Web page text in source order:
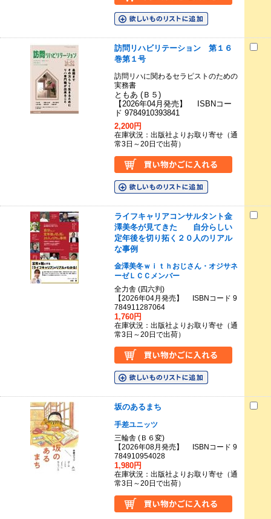
訪問リハビリテーション 第１６
巻第１号
訪問リハに関わるセラピストのための
実務書
ともあ (Ｂ５)
【2026年04月発売】 ISBNコー
ド 9784910393841
2,200円
在庫状況：出版社よりお取り寄せ（通
常3日～20日で出荷）
ライフキャリアコンサルタント金
澤美冬が見てきた 自分らしい
定年後を切り拓く２０人のリアル
な事例
金澤美冬ｗｉｔｈおじさん・オジサネ
ーゼＬＣＣメンバー
全力舎 (四六判)
【2026年04月発売】 ISBNコード 9
784911287064
1,760円
在庫状況：出版社よりお取り寄せ（通
常3日～20日で出荷）
坂のあるまち
手差ユニッツ
三輪舎 (Ｂ６変)
【2026年08月発売】 ISBNコード 9
784910954028
1,980円
在庫状況：出版社よりお取り寄せ（通
常3日～20日で出荷）